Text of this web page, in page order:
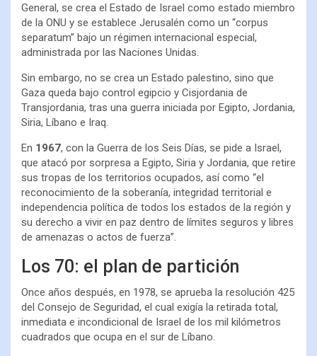
General, se crea el Estado de Israel como estado miembro
de la ONU y se establece Jerusalén como un “corpus
separatum” bajo un régimen internacional especial,
administrada por las Naciones Unidas.
Sin embargo, no se crea un Estado palestino, sino que
Gaza queda bajo control egipcio y Cisjordania de
Transjordania, tras una guerra iniciada por Egipto, Jordania,
Siria, Líbano e Iraq.
En 1967, con la Guerra de los Seis Días, se pide a Israel,
que atacó por sorpresa a Egipto, Siria y Jordania, que retire
sus tropas de los territorios ocupados, así como “el
reconocimiento de la soberanía, integridad territorial e
independencia política de todos los estados de la región y
su derecho a vivir en paz dentro de límites seguros y libres
de amenazas o actos de fuerza”.
Los 70: el plan de partición
Once años después, en 1978, se aprueba la resolución 425
del Consejo de Seguridad, el cual exigía la retirada total,
inmediata e incondicional de Israel de los mil kilómetros
cuadrados que ocupa en el sur de Líbano.